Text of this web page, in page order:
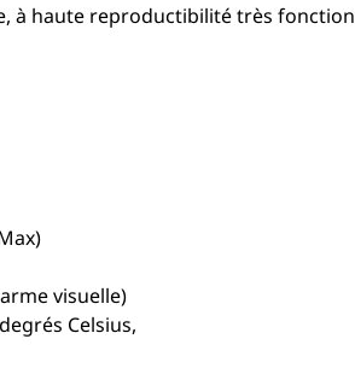
à haute reproductibilité très
visuelle)
Celsius,